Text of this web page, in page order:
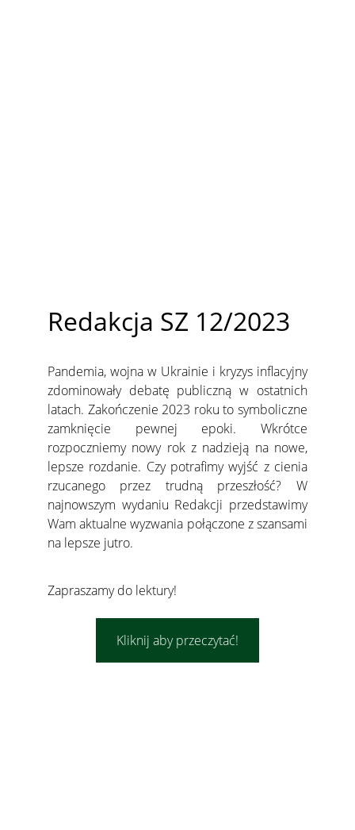
Redakcja SZ 12/2023
Pandemia, wojna w Ukrainie i kryzys inflacyjny
zdominowały debatę publiczną w ostatnich
latach. Zakończenie 2023 roku to symboliczne
zamknięcie pewnej epoki. Wkrótce
rozpoczniemy nowy rok z nadzieją na nowe,
lepsze rozdanie. Czy potrafimy wyjść z cienia
rzucanego przez trudną przeszłość? W
najnowszym wydaniu Redakcji przedstawimy
Wam aktualne wyzwania połączone z szansami
na lepsze jutro.
Zapraszamy do lektury!
Kliknij aby przeczytać!